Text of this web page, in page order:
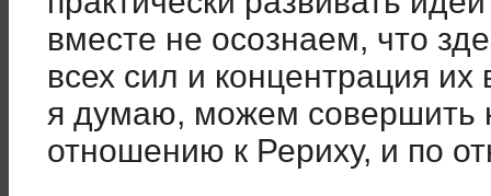
вместе не осознаем, что
всех сил и концентрация
я думаю, можем совершить
отношению к Рериху, и по